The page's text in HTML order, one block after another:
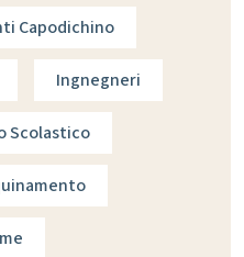
Capodichino
Ingnegneri
Scolastico